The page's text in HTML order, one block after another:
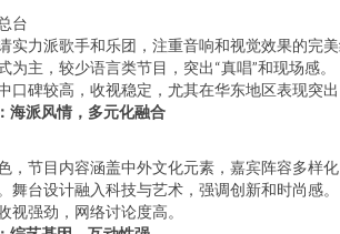
台
实力派歌手和乐团，注重音响和视觉效果的完
主，较少语言类节目，突出“真唱”和现场感。
口碑较高，收视稳定，尤其在华东地区表现突
海派风情，多元化融合
，节目内容涵盖中外文化元素，嘉宾阵容多样
舞台设计融入科技与艺术，强调创新和时尚感。
视强劲，网络讨论度高。